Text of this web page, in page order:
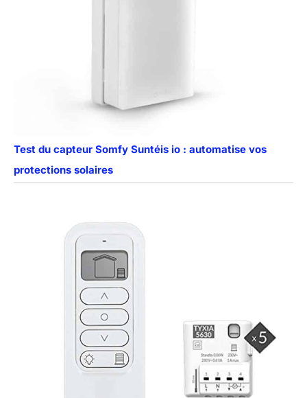
Test du capteur Somfy Suntéis io : automatise vos
protections solaires